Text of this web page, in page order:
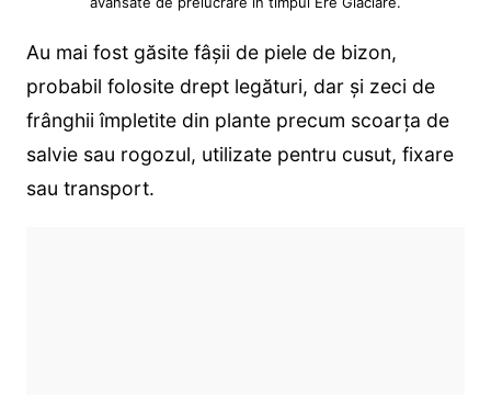
Au mai fost găsite fâșii de piele de bizon,
probabil folosite drept legături, dar și zeci de
frânghii împletite din plante precum scoarța de
salvie sau rogozul, utilizate pentru cusut, fixare
sau transport.